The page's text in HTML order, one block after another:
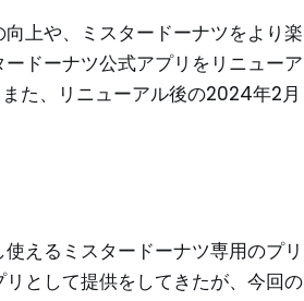
上や、ミスタードーナツをより楽
ドーナツ公式アプリをリニューア
た、リニューアル後の2024年2月
えるミスタードーナツ専用のプリ
として提供をしてきたが、今回の